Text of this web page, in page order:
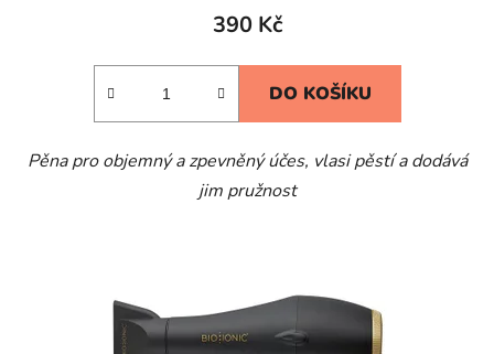
390 Kč
DO KOŠÍKU
Pěna pro objemný a zpevněný účes, vlasi pěstí a dodává
jim pružnost